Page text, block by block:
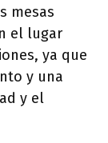
mesas
el lugar
ya que
y una
y el